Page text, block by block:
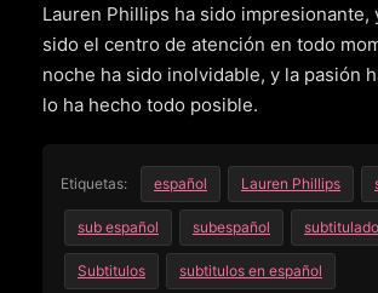
Lauren Phillips ha sido impresionante,
sido el centro de atención en todo
noche ha sido inolvidable, y la pasión
lo ha hecho todo posible.
Etiquetas: español Lauren Phillips
sub español subespañol subtitulado
Subtitulos subtitulos en español